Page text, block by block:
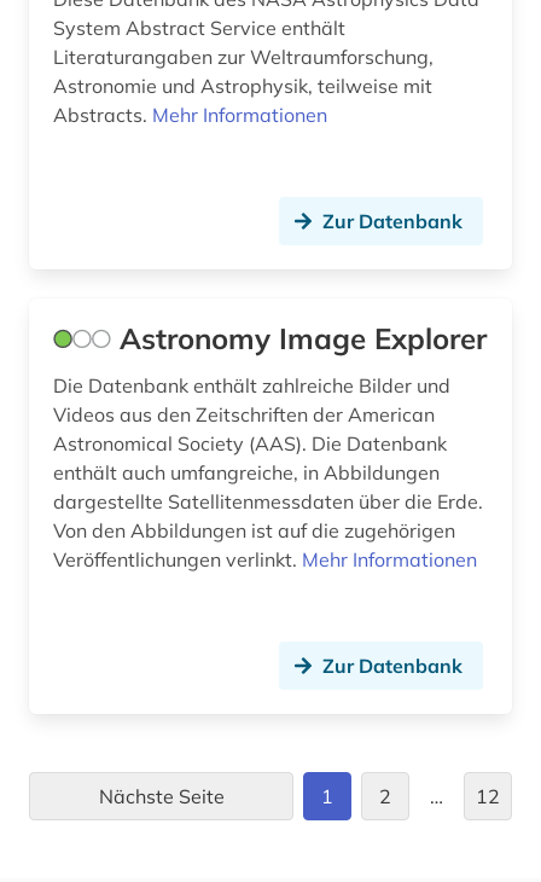
nanotechnologie (8)
nanowissenschaft (1)
nasa (1)
naturwissenschaften (37)
naturwissenschaftler (1)
netzwerke (1)
neuheit (2)
neuheitsrecherche (2)
nuklear (1)
System Abstract Service enthält
Literaturangaben zur Weltraumforschung,
Astronomie und Astrophysik, teilweise mit
Abstracts. Mehr Informationen
Zur Datenbank
Astronomy Image Explorer
Die Datenbank enthält zahlreiche Bilder und
Videos aus den Zeitschriften der American
Astronomical Society (AAS). Die Datenbank
enthält auch umfangreiche, in Abbildungen
dargestellte Satellitenmessdaten über die Erde.
Von den Abbildungen ist auf die zugehörigen
Veröffentlichungen verlinkt. Mehr Informationen
Zur Datenbank
Nächste Seite 1 2 … 12